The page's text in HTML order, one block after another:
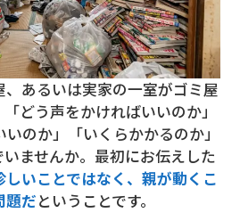
あるいは実家の一室がゴミ屋
どう声をかければいいのか」
いのか」「いくらかかるのか」
ませんか。最初にお伝えした
しいことではなく、親が動くこ
題だということです。